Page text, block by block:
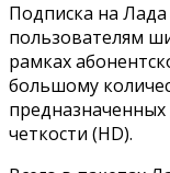
Подписка на
пользователям
рамках
большому
четкости (HD).